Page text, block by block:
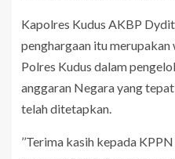
Kapolres Kudus AKBP
penghargaan itu
Polres Kudus dalam
anggaran Negara yang
telah ditetapkan.
’’Terima kasih kepada